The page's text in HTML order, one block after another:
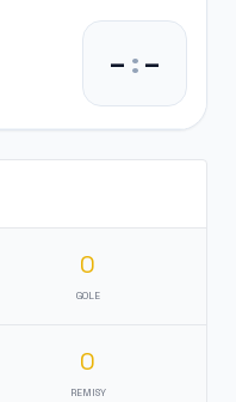
– :–
0
GOLE
0
REMISY